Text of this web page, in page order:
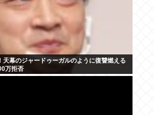
天幕のジャードゥーガルのように復讐燃える
万拒否